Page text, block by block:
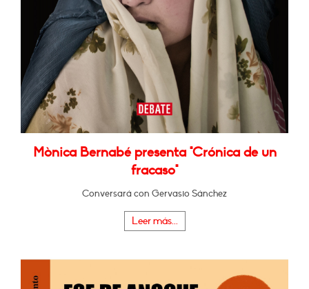
Mònica Bernabé presenta "Crónica de un
fracaso"
Conversará con Gervasio Sánchez
Leer más...